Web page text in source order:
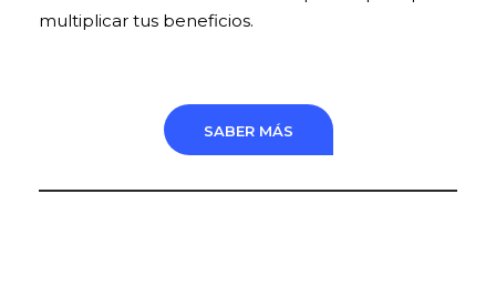
multiplicar tus beneficios.
SABER MÁS